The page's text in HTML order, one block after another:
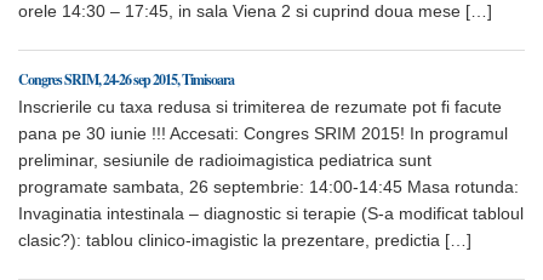
orele 14:30 – 17:45, in sala Viena 2 si cuprind doua mese […]
Congres SRIM, 24-26 sep 2015, Timisoara
Inscrierile cu taxa redusa si trimiterea de rezumate pot fi facute
pana pe 30 iunie !!! Accesati: Congres SRIM 2015! In programul
preliminar, sesiunile de radioimagistica pediatrica sunt
programate sambata, 26 septembrie: 14:00-14:45 Masa rotunda:
Invaginatia intestinala – diagnostic si terapie (S-a modificat tabloul
clasic?): tablou clinico-imagistic la prezentare, predictia […]